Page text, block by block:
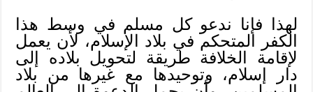
لهذا فإنا ندعو كل مسلم في وسط هذا
الكفر المتحكم في بلاد الإسلام، لأن يعمل
لإقامة الخلافة طريقة لتحويل بلاده إلى
دار إسلام، وتوحيدها مع غيرها من بلاد